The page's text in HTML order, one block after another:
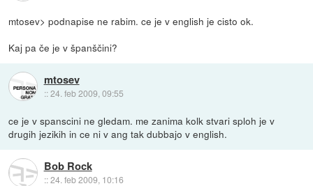
mtosev> podnapise ne rabim. ce je v english je cisto ok.
Kaj pa če je v španščini?
mtosev
::24. feb 2009, 09:55
ce je v spanscini ne gledam. me zanima kolk stvari sploh je v
drugih jezikih in ce ni v ang tak dubbajo v english.
Bob Rock
::24. feb 2009, 10:16